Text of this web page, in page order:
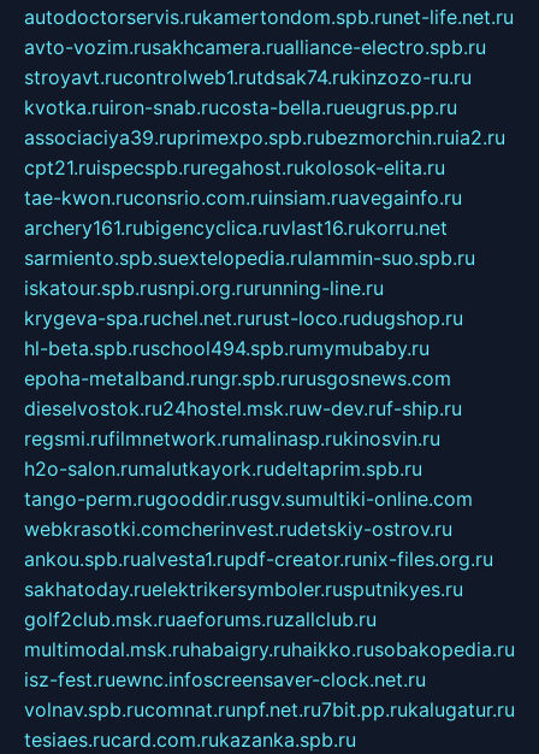
autodoctorservis.rukamertondom.spb.runet-life.net.ru
avto-vozim.rusakhcamera.rualliance-electro.spb.ru
stroyavt.rucontrolweb1.rutdsak74.rukinzozo-ru.ru
kvotka.ruiron-snab.rucosta-bella.rueugrus.pp.ru
associaciya39.ruprimexpo.spb.rubezmorchin.ruia2.ru
cpt21.ruispecspb.ruregahost.rukolosok-elita.ru
tae-kwon.ruconsrio.com.ruinsiam.ruavegainfo.ru
archery161.rubigencyclica.ruvlast16.rukorru.net
sarmiento.spb.suextelopedia.rulammin-suo.spb.ru
iskatour.spb.rusnpi.org.rurunning-line.ru
krygeva-spa.ruchel.net.rurust-loco.rudugshop.ru
hl-beta.spb.ruschool494.spb.rumymubaby.ru
epoha-metalband.rungr.spb.rurusgosnews.com
dieselvostok.ru24hostel.msk.ruw-dev.ruf-ship.ru
regsmi.rufilmnetwork.rumalinasp.rukinosvin.ru
h2o-salon.rumalutkayork.rudeltaprim.spb.ru
tango-perm.rugooddir.rusgv.sumultiki-online.com
webkrasotki.comcherinvest.rudetskiy-ostrov.ru
ankou.spb.rualvesta1.rupdf-creator.runix-files.org.ru
sakhatoday.ruelektrikersymboler.rusputnikyes.ru
golf2club.msk.ruaeforums.ruzallclub.ru
multimodal.msk.ruhabaigry.ruhaikko.rusobakopedia.ru
isz-fest.ruewnc.infoscreensaver-clock.net.ru
volnav.spb.rucomnat.runpf.net.ru7bit.pp.rukalugatur.ru
tesiaes.rucard.com.rukazanka.spb.ru